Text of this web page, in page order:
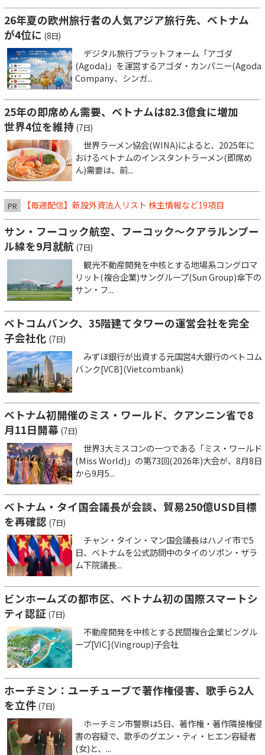
26年夏の欧州旅行者の人気アジア旅行先、ベトナム
が4位に (8日)
デジタル旅行プラットフォーム「アゴダ
(Agoda)」を運営するアゴダ・カンパニー(Agoda
Company、シンガ...
25年の即席めん需要、ベトナムは82.3億食に増加
世界4位を維持 (7日)
世界ラーメン協会(WINA)によると、2025年に
おけるベトナムのインスタントラーメン(即席め
ん)需要は、前...
PR 【毎週配信】新設外資法人リスト 株主情報など19項目
サン・フーコック航空、フーコック～クアラルンプー
ル線を9月就航 (7日)
観光不動産開発を中核とする地場系コングロマ
リット(複合企業)サングループ(Sun Group)傘下の
サン・フ...
ベトコムバンク、35階建てタワーの運営会社を完全
子会社化 (7日)
みずほ銀行が出資する元国営4大銀行のベトコム
バンク[VCB](Vietcombank)
ベトナム初開催のミス・ワールド、クアンニン省で8
月11日開幕 (7日)
世界3大ミスコンの一つである「ミス・ワールド
(Miss World)」の第73回(2026年)大会が、8月8日
から9月5...
ベトナム・タイ国会議長が会談、貿易250億USD目標
を再確認 (7日)
チャン・タイン・マン国会議長はハノイ市で5
日、ベトナムを公式訪問中のタイのソポン・ザラ
ム下院議長...
ビンホームズの都市区、ベトナム初の国際スマートシ
ティ認証 (7日)
不動産開発を中核とする民間複合企業ビングル
ープ[VIC](Vingroup)子会社
ホーチミン：ユーチューブで著作権侵害、歌手ら2人
を立件 (7日)
ホーチミン市警察は5日、著作権・著作隣接権侵
害の容疑で、歌手のグエン・ティ・ヒエン容疑者
(女)と、...